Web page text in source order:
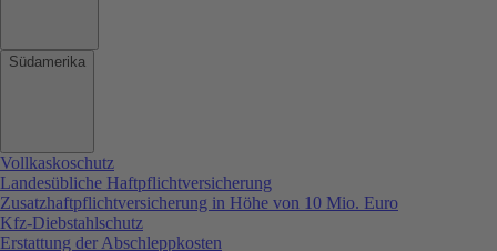
Südamerika
Vollkaskoschutz
Landesübliche Haftpflichtversicherung
Zusatzhaftpflichtversicherung in Höhe von 10 Mio. Euro
Kfz-Diebstahlschutz
Erstattung der Abschleppkosten